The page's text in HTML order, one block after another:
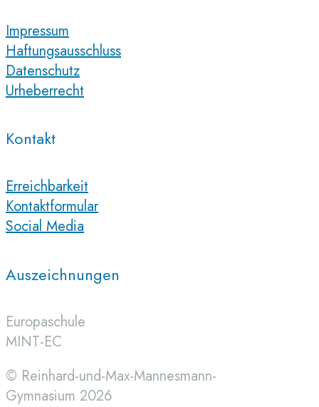
Impressum
Haftungsausschluss
Datenschutz
Urheberrecht
Kontakt
Erreichbarkeit
Kontaktformular
Social Media
Auszeichnungen
Europaschule
MINT-EC
© Reinhard-und-Max-Mannesmann-
Gymnasium 2026